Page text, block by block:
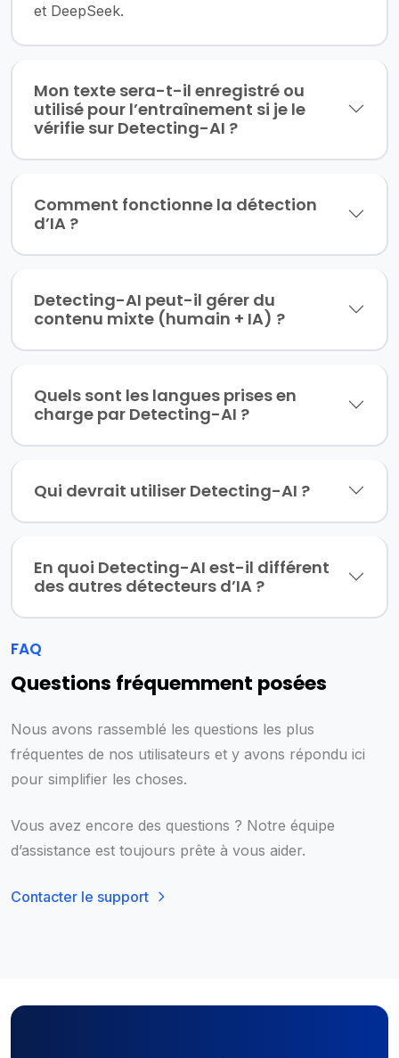
et DeepSeek.
Mon texte sera-t-il enregistré ou
utilisé pour l’entraînement si je le
vérifie sur Detecting-AI ?
Comment fonctionne la détection
d’IA ?
Detecting-AI peut-il gérer du
contenu mixte (humain + IA) ?
Quels sont les langues prises en
charge par Detecting-AI ?
Qui devrait utiliser Detecting-AI ?
En quoi Detecting-AI est-il différent
des autres détecteurs d’IA ?
FAQ
Questions fréquemment posées
Nous avons rassemblé les questions les plus
fréquentes de nos utilisateurs et y avons répondu ici
pour simplifier les choses.
Vous avez encore des questions ? Notre équipe
d’assistance est toujours prête à vous aider.
Contacter le support